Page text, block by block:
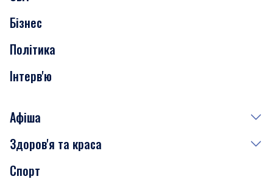
Транспорт
Бізнес
Політика
Інтерв'ю
Афіша
Сьогодні
Завтра
Здоров'я та краса
Спорт